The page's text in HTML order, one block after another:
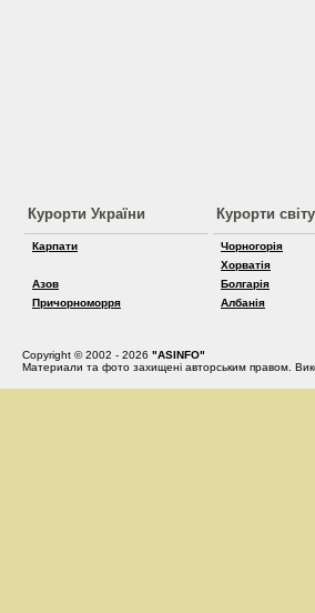
Курорти України
Карпати
Азов
Причорноморря
Курорти світу
Чорногорія
Хорватія
Болгарія
Албанія
Copyright © 2002 - 2026 "ASINFO"
Материали та фото захищені авторським правом.